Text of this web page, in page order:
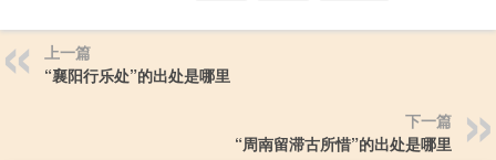
上一篇
“襄阳行乐处”的出处是哪里
下一篇
“周南留滞古所惜”的出处是哪里